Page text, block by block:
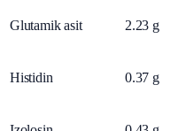
Glutamik asit 2.23 g
Histidin 0.37 g